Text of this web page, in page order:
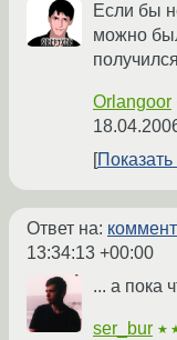
Если бы
можно
Orlangoor
Показать
Ответ на:
13:34:13 +00:00
... а пока
ser_bur